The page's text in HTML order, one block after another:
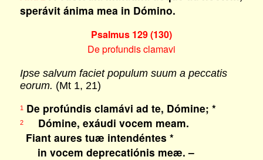
sperávit ánima mea in Dómino.
Psalmus 129 (130)
De profundis clamavi
Ipse salvum faciet populum suum a peccatis
eorum. (Mt 1, 21)
1De profúndis clamávi ad te, Dómine; *
2Dómine, exáudi vocem meam.
Fiant aures tuæ intendéntes *
in vocem deprecatiónis meæ. –